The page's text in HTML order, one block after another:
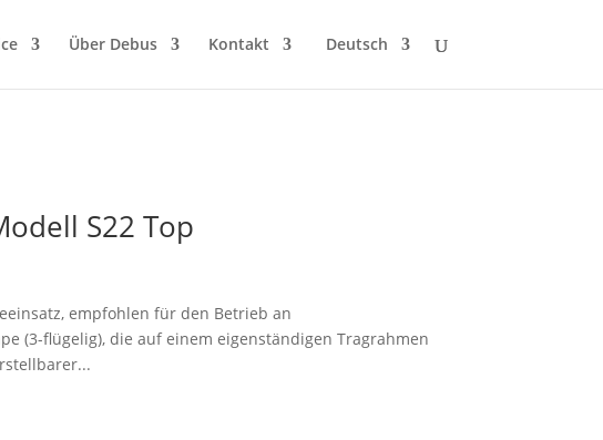
Über Debus Kontakt Deutsch
S22 Top
empfohlen für den Betrieb an
(3-flügelig), die auf einem eigenständigen Tragrahmen